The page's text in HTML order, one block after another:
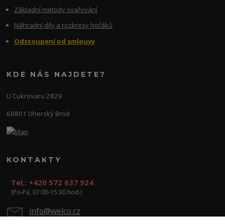
Základní metody svařování
Náhradní díly a rozkresy hořáků
Odstoupení od smlouvy
KDE NÁS NAJDETE?
U Cukrovaru 2829
68801 Uherský Brod
KONTAKTY
Tel.: +420 572 637 924
(Po-Pá, 07:00-15:30 hod.)
info@welco.cz